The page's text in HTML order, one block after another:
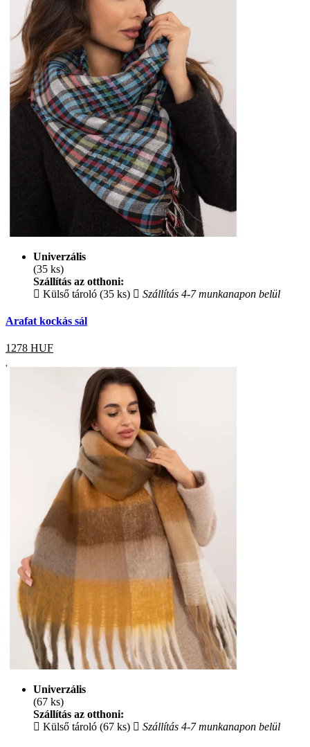
Univerzális
(35 ks)
Szállítás az otthoni:
Külső tároló (35 ks)
Szállítás 4-7 munkanapon belül
Arafat kockás sál
1278 HUF
Univerzális
(67 ks)
Szállítás az otthoni:
Külső tároló (67 ks)
Szállítás 4-7 munkanapon belül